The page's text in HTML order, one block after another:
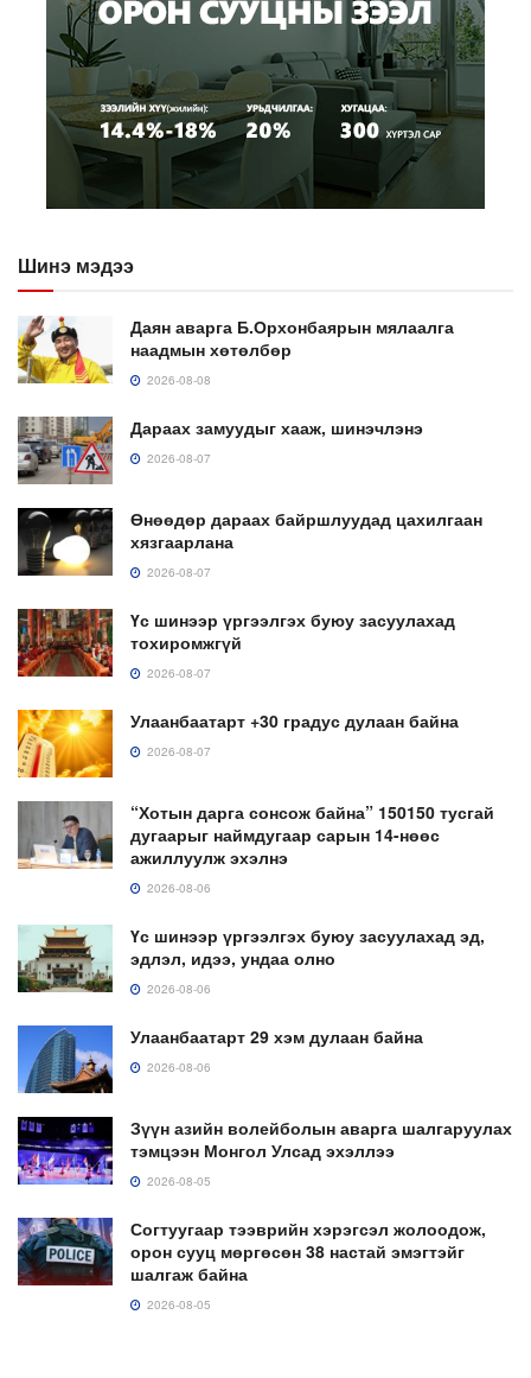
Шинэ мэдээ
Даян аварга Б.Орхонбаярын мялаалга
наадмын хөтөлбөр
2026-08-08
Дараах замуудыг хааж, шинэчлэнэ
2026-08-07
Өнөөдөр дараах байршлуудад цахилгаан
хязгаарлана
2026-08-07
Үс шинээр үргээлгэх буюу засуулахад
тохиромжгүй
2026-08-07
Улаанбаатарт +30 градус дулаан байна
2026-08-07
“Хотын дарга сонсож байна” 150150 тусгай
дугаарыг наймдугаар сарын 14-нөөс
ажиллуулж эхэлнэ
2026-08-06
Үс шинээр үргээлгэх буюу засуулахад эд,
эдлэл, идээ, ундаа олно
2026-08-06
Улаанбаатарт 29 хэм дулаан байна
2026-08-06
Зүүн азийн волейболын аварга шалгаруулах
тэмцээн Монгол Улсад эхэллээ
2026-08-05
Согтуугаар тээврийн хэрэгсэл жолоодож,
орон сууц мөргөсөн 38 настай эмэгтэйг
шалгаж байна
2026-08-05